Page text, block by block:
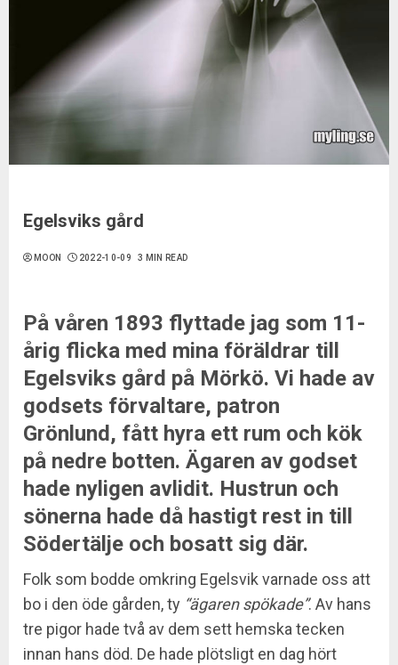
Egelsviks gård
MOON 2022-10-09 3 MIN READ
På våren 1893 flyttade jag som 11-
årig flicka med mina föräldrar till
Egelsviks gård på Mörkö. Vi hade av
godsets förvaltare, patron
Grönlund, fått hyra ett rum och kök
på nedre botten. Ägaren av godset
hade nyligen avlidit. Hustrun och
sönerna hade då hastigt rest in till
Södertälje och bosatt sig där.
Folk som bodde omkring Egelsvik varnade oss att
bo i den öde gården, ty “ägaren spökade”. Av hans
tre pigor hade två av dem sett hemska tecken
innan hans död. De hade plötsligt en dag hört